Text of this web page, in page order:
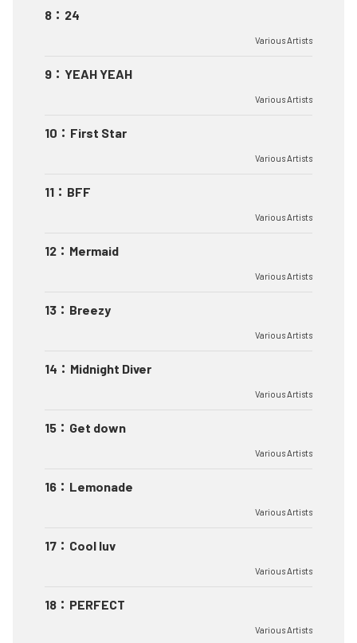
8 ： 24
Various Artists
9 ： YEAH YEAH
Various Artists
10 ： First Star
Various Artists
11 ： BFF
Various Artists
12 ： Mermaid
Various Artists
13 ： Breezy
Various Artists
14 ： Midnight Diver
Various Artists
15 ： Get down
Various Artists
16 ： Lemonade
Various Artists
17 ： Cool luv
Various Artists
18 ： PERFECT
Various Artists